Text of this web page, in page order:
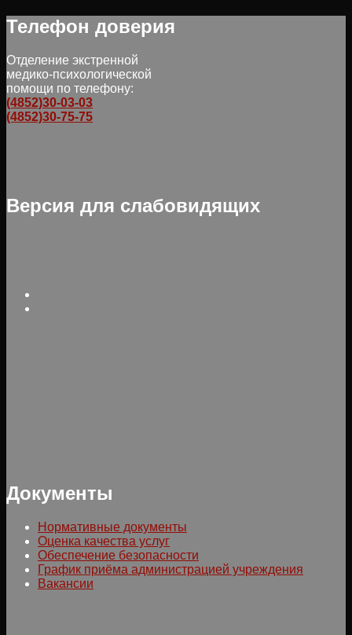
Телефон доверия
Отделение экстренной
медико-психологической
помощи по телефону:
(4852)30-03-03
(4852)30-75-75
Версия для слабовидящих
Документы
Нормативные документы
Оценка качества услуг
Обеспечение безопасности
График приёма администрацией учреждения
Вакансии